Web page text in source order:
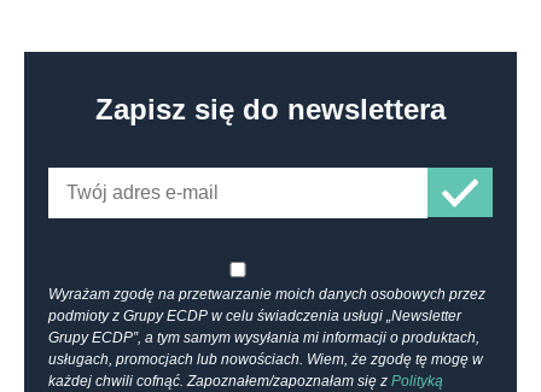
Zapisz się do newslettera
Wyrażam zgodę na przetwarzanie moich danych osobowych przez
podmioty z Grupy ECDP w celu świadczenia usługi „Newsletter
Grupy ECDP”, a tym samym wysyłania mi informacji o produktach,
usługach, promocjach lub nowościach. Wiem, że zgodę tę mogę w
każdej chwili cofnąć. Zapoznałem/zapoznałam się z Polityką